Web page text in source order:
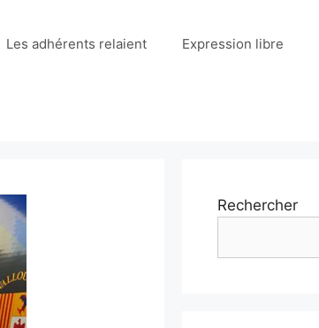
Les adhérents relaient Expression libre
Rechercher